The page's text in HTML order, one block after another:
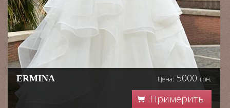
ERMINA Цена: 5000 грн.
Примерить